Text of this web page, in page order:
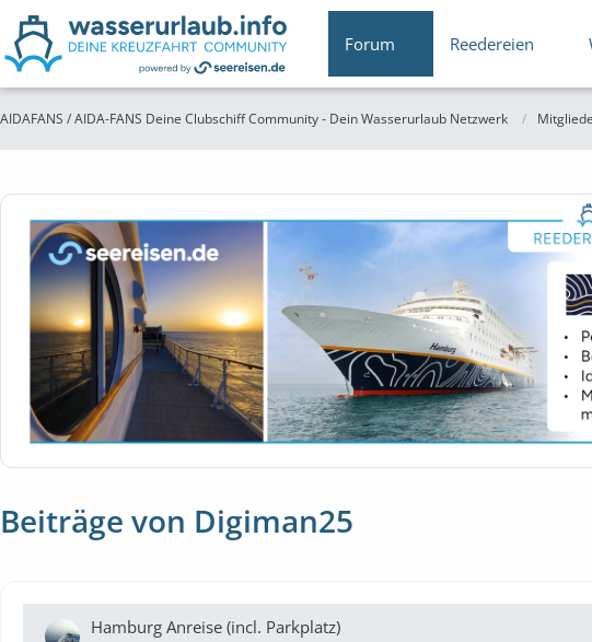
Forum Reedereien
AIDAFANS / AIDA-FANS Deine Clubschiff Community - Dein Wasserurlaub Netzwerk
Beiträge von Digiman25
Hamburg Anreise (incl. Parkplatz)